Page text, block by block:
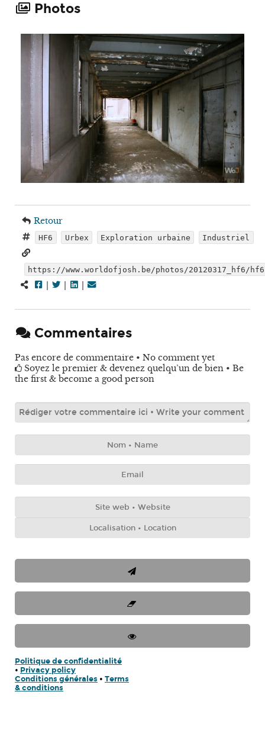
Photos
Retour
HF6 Urbex Exploration urbaine Industriel
https://www.worldofjosh.be/photos/20120317_hf6/
| | |
Commentaires
Pas encore de commentaire • No comment yet
Soyez le premier & devenez quelqu’un de bien • Be
the first & become a good person
Politique de confidentialité
• Privacy policy
Conditions générales • Terms
& conditions